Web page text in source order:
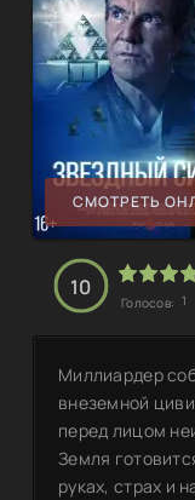
СМОТРЕТЬ
10
Голосов: 1
Миллиардер
внеземной
перед лицом
Земля
руках, страх и